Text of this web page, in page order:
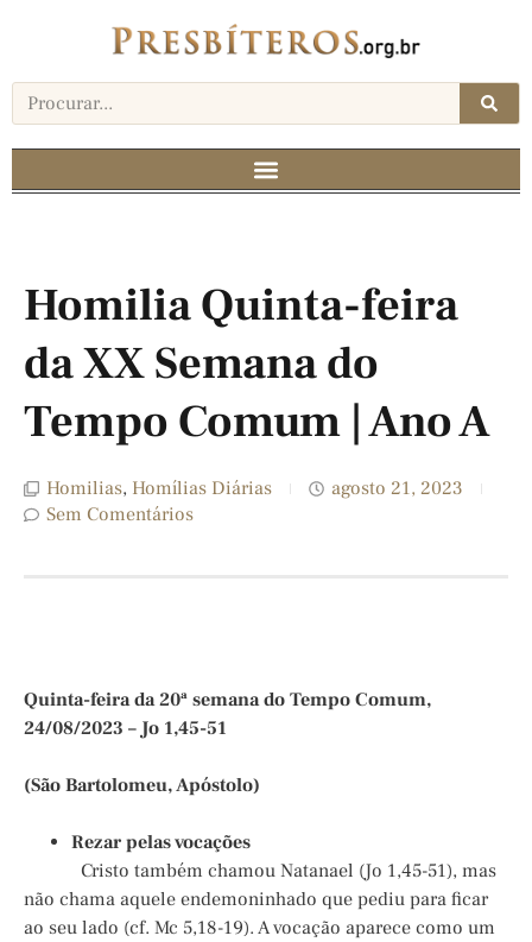
Homilia Quinta-feira
da XX Semana do
Tempo Comum | Ano A
Homilias, Homílias Diárias
agosto 21, 2023
Sem Comentários
Quinta-feira da 20ª semana do Tempo Comum,
24/08/2023 – Jo 1,45-51
(São Bartolomeu, Apóstolo)
Rezar pelas vocações
Cristo também chamou Natanael (Jo 1,45-51), mas
não chama aquele endemoninhado que pediu para ficar
ao seu lado (cf. Mc 5,18-19). A vocação aparece como um